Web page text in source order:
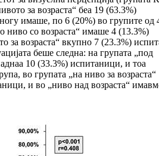
за воз­рас­та“ беа 19 (63.3%)
имаше, по 6 (20%) во групите од
ниво со воз­рас­та“ имаше 4 (13.3%)
за возраста“ вкупно 7 (23.3%)
беше след­на: на групата „под
10 (33.3%) испитаници, и тоа
во гру­па­та „на ниво за возраста“
и во „ниво над воз­рас­та“